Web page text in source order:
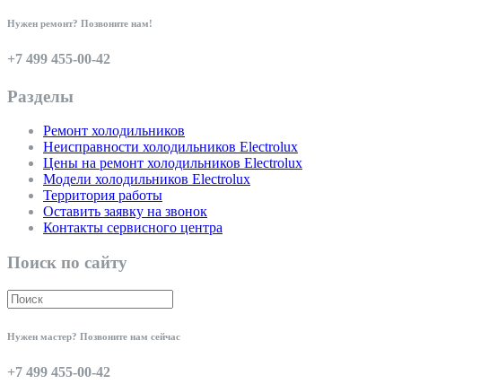
Нужен ремонт? Позвоните нам!
+7 499 455-00-42
Разделы
Ремонт холодильников
Неисправности холодильников Electrolux
Цены на ремонт холодильников Electrolux
Модели холодильников Electrolux
Территория работы
Оставить заявку на звонок
Контакты сервисного центра
Поиск по сайту
Нужен мастер? Позвоните нам сейчас
+7 499 455-00-42